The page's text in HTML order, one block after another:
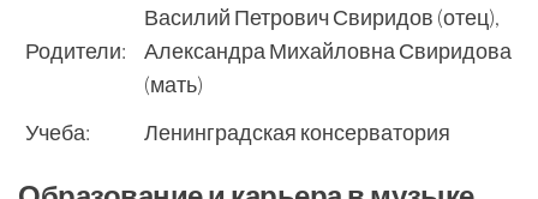
Родители:
Василий Петрович Свиридов (отец),
Александра Михайловна Свиридова
(мать)
Учеба:
Ленинградская консерватория